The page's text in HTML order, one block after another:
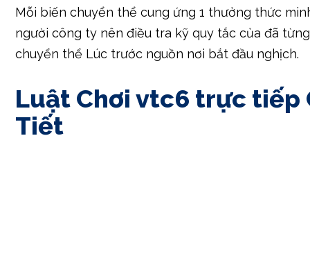
Mỗi biến chuyển thể cung ứng 1 thưởng thức
người công ty nên điều tra kỹ quy tắc của đã
chuyển thể Lúc trước nguồn nơi bắt đầu nghịch.
Luật Chơi vtc6 trực tiếp
Tiết